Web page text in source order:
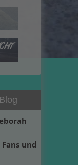
und